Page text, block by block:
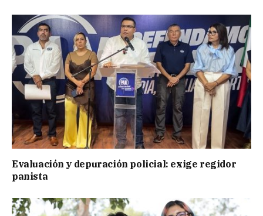
Evaluación y depuración policial: exige regidor
panista